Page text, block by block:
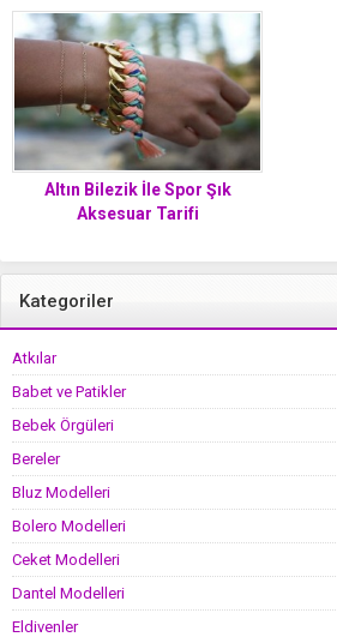
Yapımı
Altın Bilezik İle Spor Şık
Aksesuar Tarifi
Kategoriler
Atkılar
Babet ve Patikler
Bebek Örgüleri
Bereler
Bluz Modelleri
Bolero Modelleri
Ceket Modelleri
Dantel Modelleri
Eldivenler